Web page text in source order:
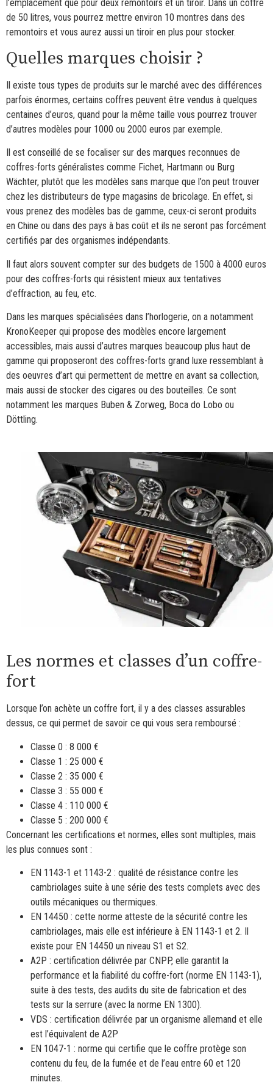
l’emplacement que pour deux remontoirs et un tiroir. Dans un coffre
de 50 litres, vous pourrez mettre environ 10 montres dans des
remontoirs et vous aurez aussi un tiroir en plus pour stocker.
Quelles marques choisir ?
Il existe tous types de produits sur le marché avec des différences
parfois énormes, certains coffres peuvent être vendus à quelques
centaines d’euros, quand pour la même taille vous pourrez trouver
d’autres modèles pour 1000 ou 2000 euros par exemple.
Il est conseillé de se focaliser sur des marques reconnues de
coffres-forts généralistes comme Fichet, Hartmann ou Burg
Wächter, plutôt que les modèles sans marque que l’on peut trouver
chez les distributeurs de type magasins de bricolage. En effet, si
vous prenez des modèles bas de gamme, ceux-ci seront produits
en Chine ou dans des pays à bas coût et ils ne seront pas forcément
certifiés par des organismes indépendants.
Il faut alors souvent compter sur des budgets de 1500 à 4000 euros
pour des coffres-forts qui résistent mieux aux tentatives
d’effraction, au feu, etc.
Dans les marques spécialisées dans l’horlogerie, on a notamment
KronoKeeper qui propose des modèles encore largement
accessibles, mais aussi d’autres marques beaucoup plus haut de
gamme qui proposeront des coffres-forts grand luxe ressemblant à
des oeuvres d’art qui permettent de mettre en avant sa collection,
mais aussi de stocker des cigares ou des bouteilles. Ce sont
notamment les marques Buben & Zorweg, Boca do Lobo ou
Döttling.
Les normes et classes d’un coffre-
fort
Lorsque l’on achète un coffre fort, il y a des classes assurables
dessus, ce qui permet de savoir ce qui vous sera remboursé :
Classe 0 : 8 000 €
Classe 1 : 25 000 €
Classe 2 : 35 000 €
Classe 3 : 55 000 €
Classe 4 : 110 000 €
Classe 5 : 200 000 €
Concernant les certifications et normes, elles sont multiples, mais
les plus connues sont :
EN 1143-1 et 1143-2 : qualité de résistance contre les
cambriolages suite à une série des tests complets avec des
outils mécaniques ou thermiques.
EN 14450 : cette norme atteste de la sécurité contre les
cambriolages, mais elle est inférieure à EN 1143-1 et 2. Il
existe pour EN 14450 un niveau S1 et S2.
A2P : certification délivrée par CNPP, elle garantit la
performance et la fiabilité du coffre-fort (norme EN 1143-1),
suite à des tests, des audits du site de fabrication et des
tests sur la serrure (avec la norme EN 1300).
VDS : certification délivrée par un organisme allemand et elle
est l’équivalent de A2P
EN 1047-1 : norme qui certifie que le coffre protège son
contenu du feu, de la fumée et de l’eau entre 60 et 120
minutes.